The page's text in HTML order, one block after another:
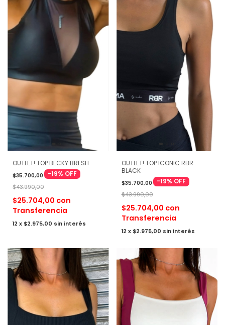
OUTLET! TOP BECKY BRESH
$35.700,00 -19% OFF
$43.990,00
$25.704,00 con
Transferencia
12 x $2.975,00 sin interés
OUTLET! TOP ICONIC RBR
BLACK
$35.700,00 -19% OFF
$43.990,00
$25.704,00 con
Transferencia
12 x $2.975,00 sin interés